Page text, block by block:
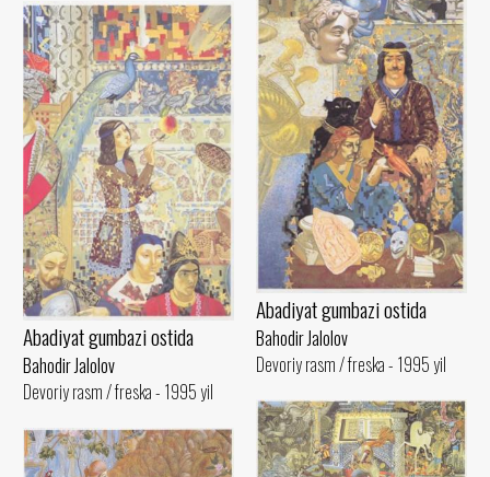
Abadiyat gumbazi ostida
Bahodir Jalolov
Devoriy rasm / freska - 1995 yil
Abadiyat gumbazi ostida
Bahodir Jalolov
Devoriy rasm / freska - 1995 yil